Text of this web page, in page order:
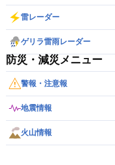
雷レーダー
ゲリラ雷雨レーダー
防災・減災メニュー
警報・注意報
地震情報
火山情報